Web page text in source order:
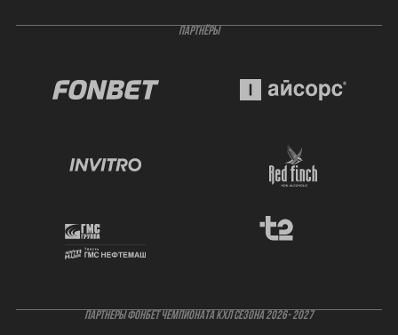
ПАРТНЁРЫ
ПАРТНЕРЫ ФОНБЕТ ЧЕМПИОНАТА КХЛ СЕЗОНА 2026- 2027